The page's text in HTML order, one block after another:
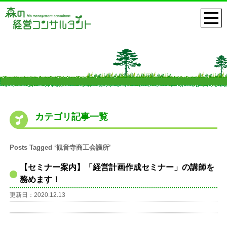
カテゴリ記事一覧
Posts Tagged ‘観音寺商工会議所’
【セミナー案内】「経営計画作成セミナー」の講師を
務めます！
更新日：2020.12.13